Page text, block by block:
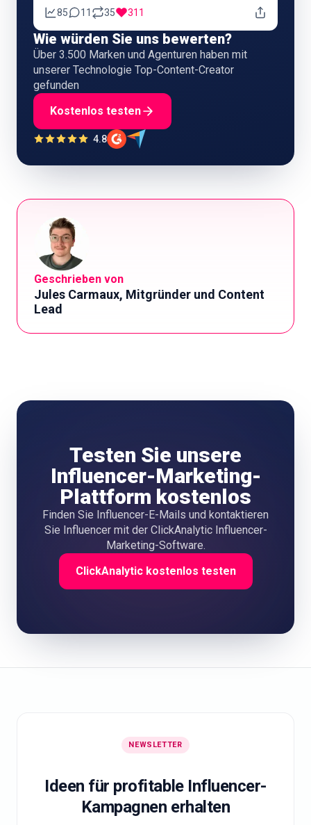
85 11 35 311
Wie würden Sie uns bewerten?
Über 3.500 Marken und Agenturen haben mit
unserer Technologie Top-Content-Creator
gefunden
Kostenlos testen
4.8
Geschrieben von
Jules Carmaux, Mitgründer und Content
Lead
Testen Sie unsere
Influencer-Marketing-
Plattform kostenlos
Finden Sie Influencer-E-Mails und kontaktieren
Sie Influencer mit der ClickAnalytic Influencer-
Marketing-Software.
ClickAnalytic kostenlos testen
NEWSLETTER
Ideen für profitable Influencer-
Kampagnen erhalten